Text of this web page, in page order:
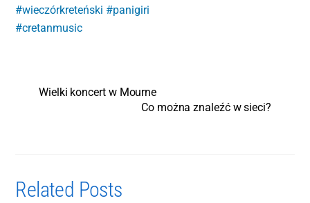
#wieczórkreteński #panigiri
#cretanmusic
Wielki koncert w Mourne
Co można znaleźć w sieci?
Related Posts